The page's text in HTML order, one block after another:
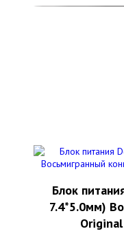
Блок
7.4*5.0мм)